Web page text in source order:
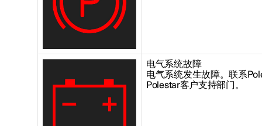
电气系统故障
电气系统发生故障。联系
Polestar客户支持部门。